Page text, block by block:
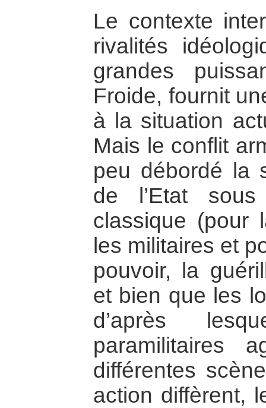
Le contexte
rivalités
grandes
Froide, fournit
à la situation
Mais le conflit
peu débordé la
de l’Etat
classique (pour
les militaires et
pouvoir, la
et bien que les
d’après
paramilitaires
différentes
action diffèrent,